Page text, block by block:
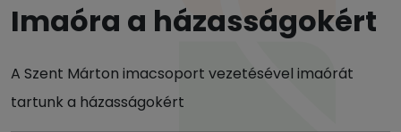
Imaóra a házasságokért
A Szent Márton imacsoport vezetésével imaórát
tartunk a házasságokért